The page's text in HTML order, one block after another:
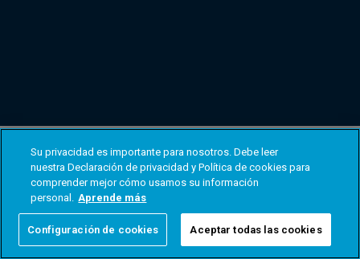
Su privacidad es importante para nosotros. Debe leer
nuestra Declaración de privacidad y Política de cookies para
comprender mejor cómo usamos su información
personal. Aprende más
Configuración de cookies Aceptar todas las cookies